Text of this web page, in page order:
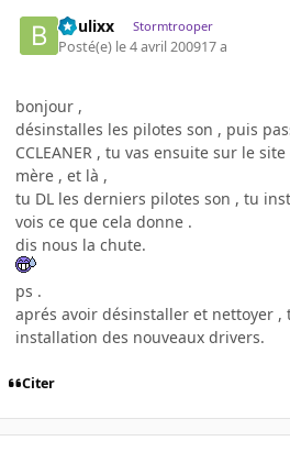
boulixx Stormtrooper
Posté(e) le 4 avril 200917 a
bonjour ,
désinstalles les pilotes son , puis
CCLEANER , tu vas ensuite sur le
mère , et là ,
tu DL les derniers pilotes son , tu
vois ce que cela donne .
dis nous la chute.
ps .
aprés avoir désinstaller et nettoyer ,
installation des nouveaux drivers.
Citer